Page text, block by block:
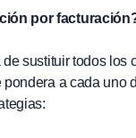
por
sustituir todos
a cada